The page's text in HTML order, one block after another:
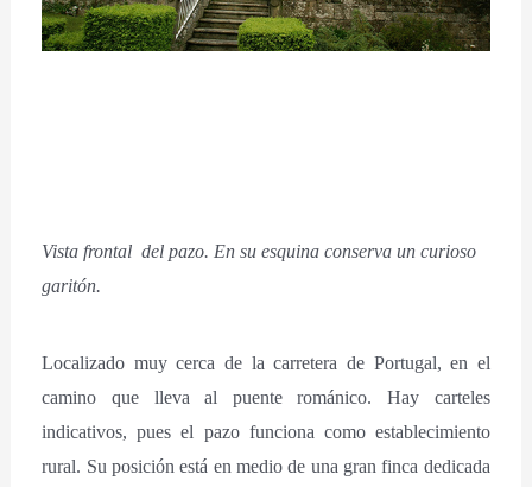
Vista frontal del pazo. En su esquina conserva un curioso
garitón.
Localizado muy cerca de la carretera de Portugal, en el
camino que lleva al puente románico. Hay carteles
indicativos, pues el pazo funciona como establecimiento
rural. Su posición está en medio de una gran finca dedicada